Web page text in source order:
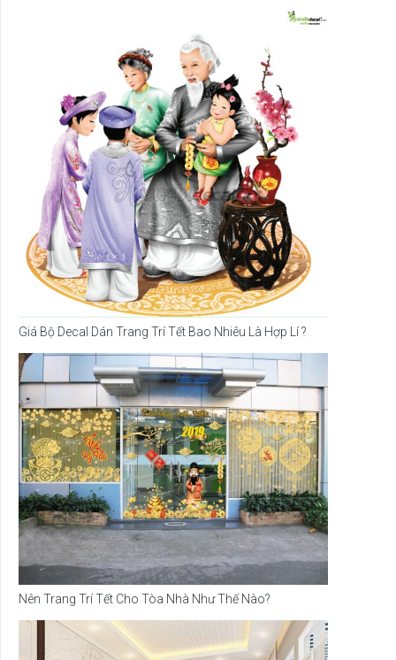
Giá Bộ Decal Dán Trang Trí Tết Bao Nhiêu Là Hợp Lí ?
Nên Trang Trí Tết Cho Tòa Nhà Như Thế Nào?